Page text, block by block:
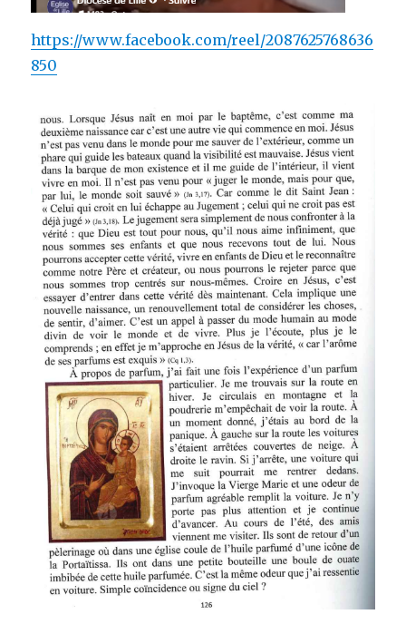
https://www.facebook.com/reel/2087625768636
850